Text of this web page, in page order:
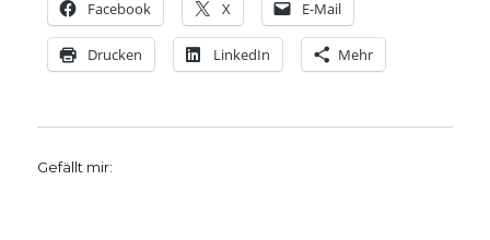
Facebook X E-Mail
Drucken LinkedIn Mehr
Gefällt mir: